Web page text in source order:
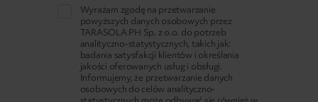
Wyrażam zgodę na przetwarzanie
powyższych danych osobowych przez
TARASOLA PH Sp. z o.o. do potrzeb
analityczno-statystycznych, takich jak:
badania satysfakcji klientów i określania
jakości oferowanych usług i obsługi.
Informujemy, że przetwarzanie danych
osobowych do celów analityczno-